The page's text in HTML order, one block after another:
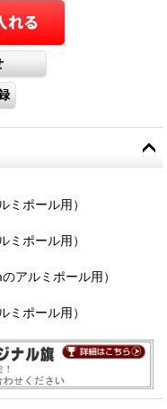
ミポール用）
ミポール用）
アルミポール用）
ミポール用）